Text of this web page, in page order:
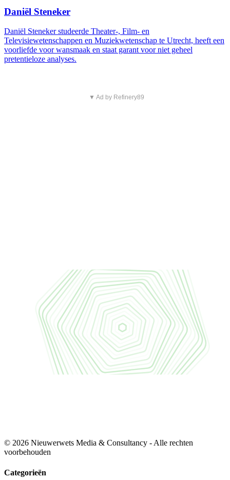
Daniël Steneker
Daniël Steneker studeerde Theater-, Film- en
Televisiewetenschappen en Muziekwetenschap te Utrecht, heeft een
voorliefde voor wansmaak en staat garant voor niet geheel
pretentieloze analyses.
▼ Ad by Refinery89
© 2026 Nieuwerwets Media & Consultancy - Alle rechten
voorbehouden
Categorieën